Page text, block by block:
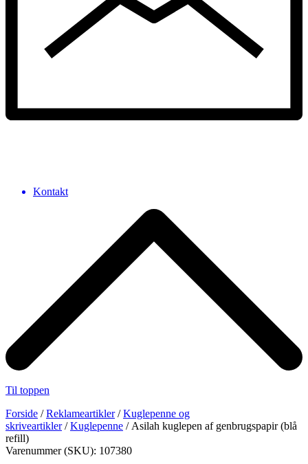
Kontakt
Til toppen
Forside /Reklameartikler/Kuglepenne og
skriveartikler/Kuglepenne / Asilah kuglepen af genbrugspapir (blå
refill)
Varenummer (SKU): 107380